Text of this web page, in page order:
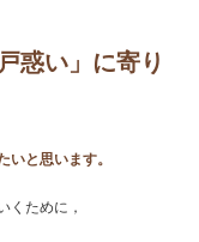
惑い」に寄り
いと思います。
くために，